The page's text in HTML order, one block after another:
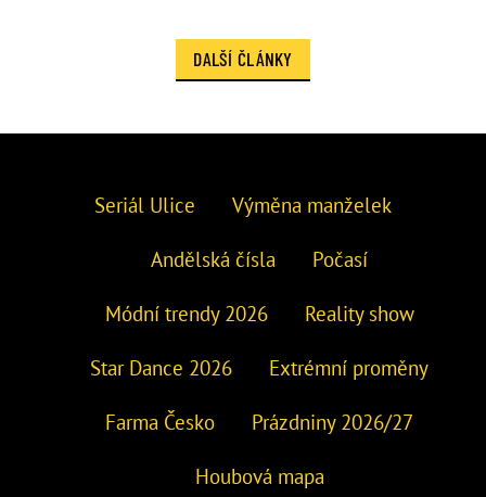
DALŠÍ ČLÁNKY
Seriál Ulice Výměna manželek
Andělská čísla Počasí
Módní trendy 2026 Reality show
Star Dance 2026 Extrémní proměny
Farma Česko Prázdniny 2026/27
Houbová mapa